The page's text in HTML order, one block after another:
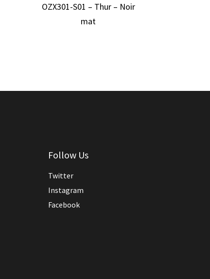
OZX301-S01 – Thur – Noir
mat
Follow Us
Twitter
Instagram
Facebook